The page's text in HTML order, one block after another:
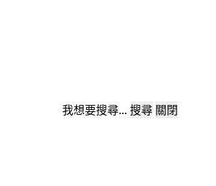
我想要搜尋... 搜尋 關閉